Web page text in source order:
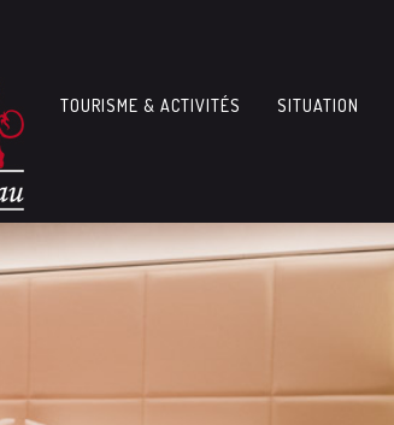
TOURISME & ACTIVITÉS SITUATION